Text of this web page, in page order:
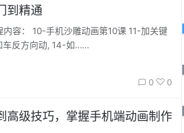
到精通
车反方向动, 14-如……
0 0
高级技巧，掌握手机端动画制作